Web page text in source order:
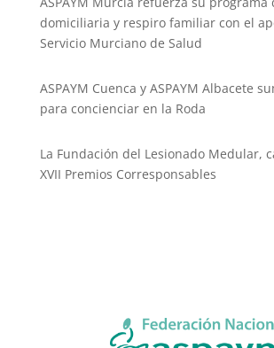
domiciliaria y respiro familiar con el
Servicio Murciano de Salud
ASPAYM Cuenca y ASPAYM Albacete
para concienciar en la Roda
La Fundación del Lesionado Medular,
XVII Premios Corresponsables